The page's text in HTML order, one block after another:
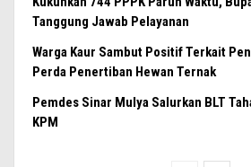
Tanggung Jawab Pelayanan
Warga Kaur Sambut Positif Terkait
Perda Penertiban Hewan Ternak
Pemdes Sinar Mulya Salurkan BLT
KPM